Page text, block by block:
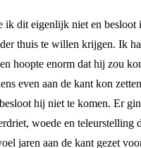
ik dit eigenlijk niet en besloot
thuis te willen krijgen. Ik
hoopte enorm dat hij zou
even aan de kant kon
hij niet te komen. Er
woede en teleurstelling
jaren aan de kant gezet